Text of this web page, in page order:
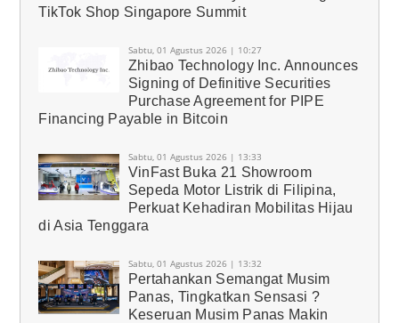
TikTok Shop Singapore Summit
Sabtu, 01 Agustus 2026 | 10:27
Zhibao Technology Inc. Announces
Signing of Definitive Securities
Purchase Agreement for PIPE
Financing Payable in Bitcoin
Sabtu, 01 Agustus 2026 | 13:33
VinFast Buka 21 Showroom
Sepeda Motor Listrik di Filipina,
Perkuat Kehadiran Mobilitas Hijau
di Asia Tenggara
Sabtu, 01 Agustus 2026 | 13:32
Pertahankan Semangat Musim
Panas, Tingkatkan Sensasi ?
Keseruan Musim Panas Makin